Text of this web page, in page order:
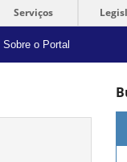
Serviços
Sobre o Portal